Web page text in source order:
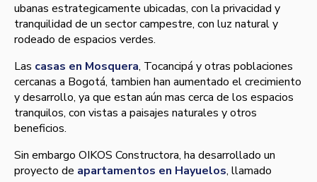
ubanas estrategicamente ubicadas, con la privacidad y
tranquilidad de un sector campestre, con luz natural y
rodeado de espacios verdes.
Las casas en Mosquera, Tocancipá y otras poblaciones
cercanas a Bogotá, tambien han aumentado el crecimiento
y desarrollo, ya que estan aún mas cerca de los espacios
tranquilos, con vistas a paisajes naturales y otros
beneficios.
Sin embargo OIKOS Constructora, ha desarrollado un
proyecto de apartamentos en Hayuelos, llamado